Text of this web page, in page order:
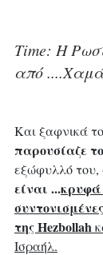
Time: Η
από
Και ξαφνικά το
παρουσίαζε
εξώφυλλό του,
είναι ...κρυφά
της Hezbollah
Ισραήλ.